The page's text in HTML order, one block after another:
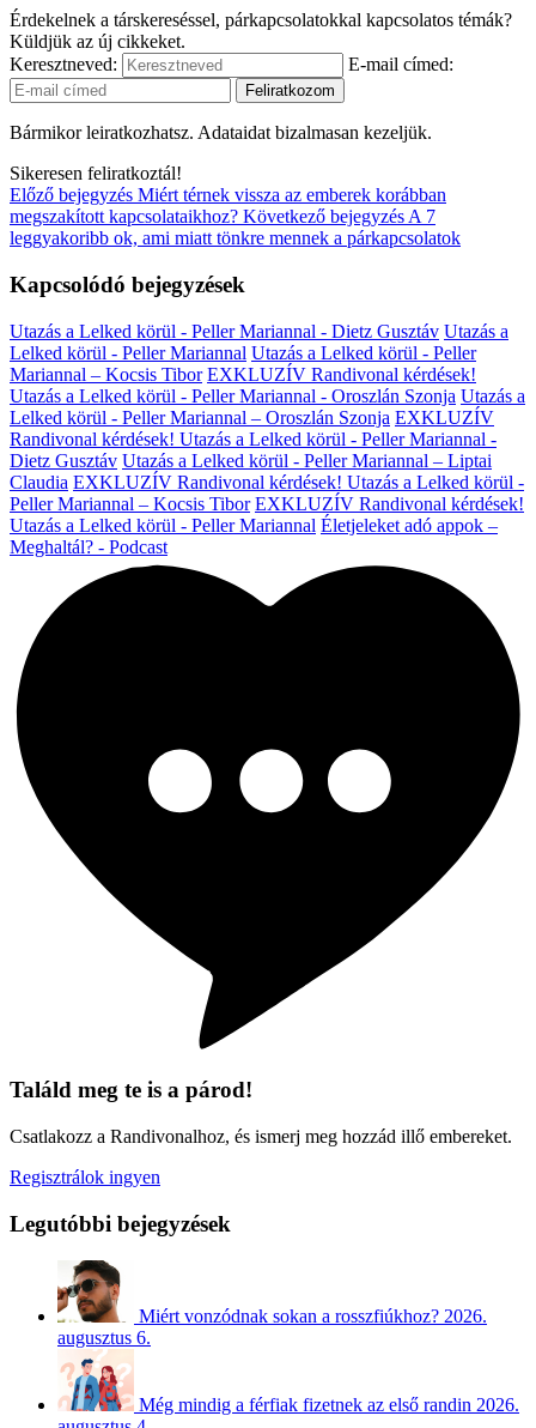
Érdekelnek a társkereséssel, párkapcsolatokkal kapcsolatos témák?
Küldjük az új cikkeket.
Keresztneved:
E-mail címed:
Bármikor leiratkozhatsz. Adataidat bizalmasan kezeljük.
Sikeresen feliratkoztál!
Előző bejegyzés Miért térnek vissza az emberek korábban
megszakított kapcsolataikhoz? Következő bejegyzés A 7
leggyakoribb ok, ami miatt tönkre mennek a párkapcsolatok
Kapcsolódó bejegyzések
Utazás a Lelked körül - Peller Mariannal - Dietz Gusztáv Utazás a
Lelked körül - Peller Mariannal Utazás a Lelked körül - Peller
Mariannal – Kocsis Tibor EXKLUZÍV Randivonal kérdések!
Utazás a Lelked körül - Peller Mariannal - Oroszlán Szonja Utazás a
Lelked körül - Peller Mariannal – Oroszlán Szonja EXKLUZÍV
Randivonal kérdések! Utazás a Lelked körül - Peller Mariannal -
Dietz Gusztáv Utazás a Lelked körül - Peller Mariannal – Liptai
Claudia EXKLUZÍV Randivonal kérdések! Utazás a Lelked körül -
Peller Mariannal – Kocsis Tibor EXKLUZÍV Randivonal kérdések!
Utazás a Lelked körül - Peller Mariannal Életjeleket adó appok –
Meghaltál? - Podcast
Találd meg te is a párod!
Csatlakozz a Randivonalhoz, és ismerj meg hozzád illő embereket.
Regisztrálok ingyen
Legutóbbi bejegyzések
Miért vonzódnak sokan a rosszfiúkhoz? 2026.
augusztus 6.
Még mindig a férfiak fizetnek az első randin 2026.